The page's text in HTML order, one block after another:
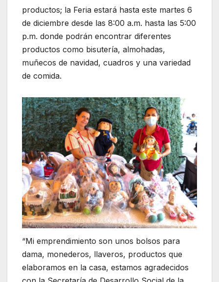
productos; la Feria estará hasta este martes 6
de diciembre desde las 8:00 a.m. hasta las 5:00
p.m. donde podrán encontrar diferentes
productos como bisutería, almohadas,
muñecos de navidad, cuadros y una variedad
de comida.
“Mi emprendimiento son unos bolsos para
dama, monederos, llaveros, productos que
elaboramos en la casa, estamos agradecidos